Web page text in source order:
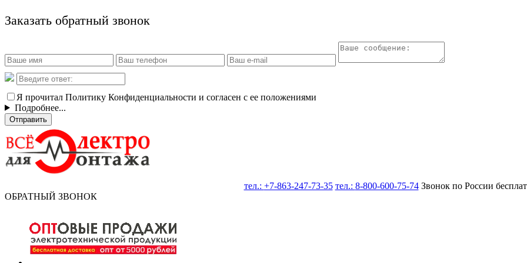
Заказать обратный звонок
Я прочитал Политику Конфиденциальности и согласен с ее положениями
Подробнее...
Отправить
тел.: +7-863-247-73-35 тел.: 8-800-600-75-74Звонок по России
ОБРАТНЫЙ ЗВОНОК